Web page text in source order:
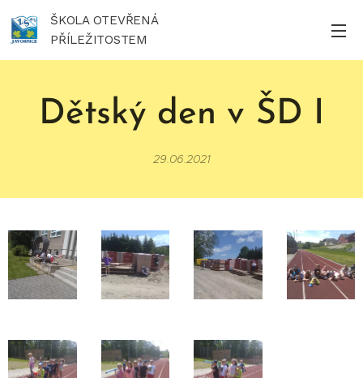
ŠKOLA OTEVŘENÁ
PŘÍLEŽITOSTEM
Dětský den v ŠD I
29.06.2021